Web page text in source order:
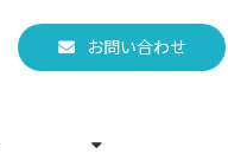
お問い合わせ